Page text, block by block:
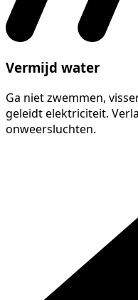
Vermijd water
Ga niet zwemmen,
geleidt elektriciteit.
onweersluchten.